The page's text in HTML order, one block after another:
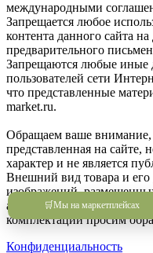
🛒Мы на маркетплейсах
международными
Запрещается любое
контента данного сайта
предварительного
Запрещаются любые иные
пользователей сети
что представленные
market.ru.
Обращаем ваше внимание,
представленная на сайте,
характер и не является
Внешний вид товара и его
изображений,
актуальной информации о
комплектации просим
Конфиденциальность